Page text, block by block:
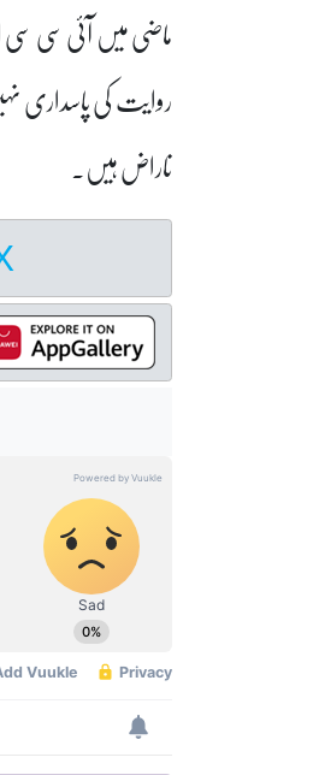
ماضی میں آئی سی سی
روایت کی پاسداری
ناراض ہیں۔